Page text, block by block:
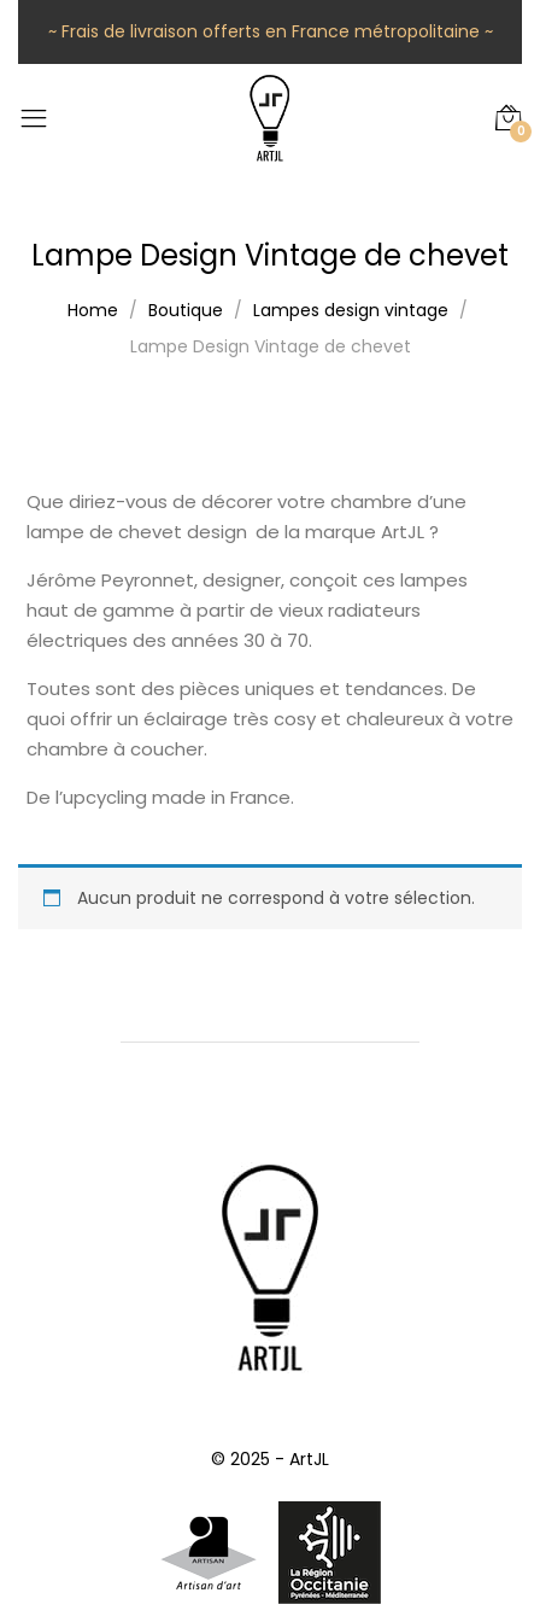
~ Frais de livraison offerts en France métropolitaine ~
0
Lampe Design Vintage de chevet
Home Boutique
Lampes design vintage
Lampe Design Vintage de chevet
Que diriez-vous de décorer votre chambre d’une
lampe de chevet design de la marque ArtJL ?
Jérôme Peyronnet, designer, conçoit ces lampes
haut de gamme à partir de vieux radiateurs
électriques des années 30 à 70.
Toutes sont des pièces uniques et tendances. De
quoi offrir un éclairage très cosy et chaleureux à votre
chambre à coucher.
De l’upcycling made in France.
Aucun produit ne correspond à votre sélection.
© 2025 - ArtJL